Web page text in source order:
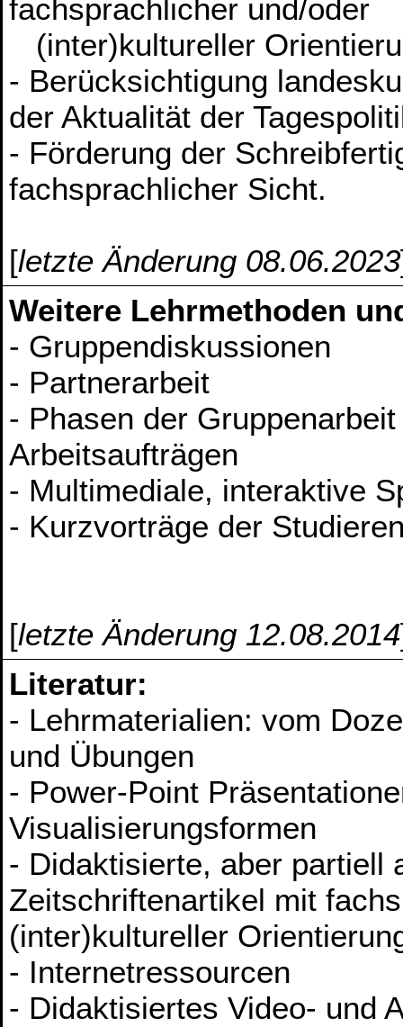
fachsprachlicher und/oder
(inter)kultureller
- Berücksichtigung
der Aktualität der
- Förderung der
fachsprachlicher Sicht.
[letzte Änderung 08.06.2023
Weitere Lehrmethoden
- Gruppendiskussionen
- Partnerarbeit
- Phasen der
Arbeitsaufträgen
- Multimediale, interaktive
- Kurzvorträge der
[letzte Änderung 12.08.2014
Literatur:
- Lehrmaterialien: vom
und Übungen
- Power-Point
Visualisierungsformen
- Didaktisierte, aber partiell
Zeitschriftenartikel mit
(inter)kultureller
- Internetressourcen
- Didaktisiertes Video- und